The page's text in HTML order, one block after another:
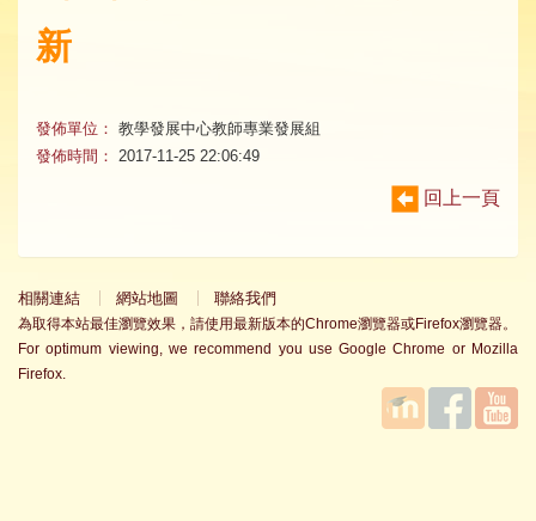
新
發佈單位： 教學發展中心教師專業發展組
發佈時間：
2017-11-25 22:06:49
回上一頁
相關連結 網站地圖 聯絡我們
為取得本站最佳瀏覽效果，請使用最新版本的Chrome瀏覽器或Firefox瀏覽器。
For optimum viewing, we recommend you use Google Chrome or Mozilla
Firefox.